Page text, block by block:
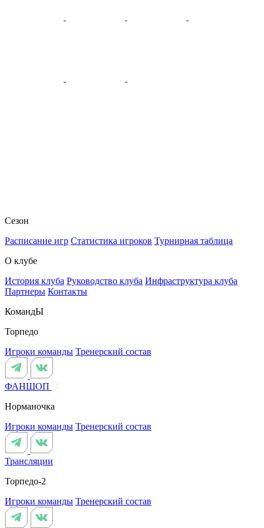
Сезон
Расписание игр Статистика игроков Турнирная таблица
О клубе
История клуба Руководство клуба Инфраструктура клуба
Партнеры Контакты
КомандЫ
Торпедо
Игроки команды Тренерский состав
ФАНШОП
Норманочка
Игроки команды Тренерский состав
Трансляции
Торпедо-2
Игроки команды Тренерский состав